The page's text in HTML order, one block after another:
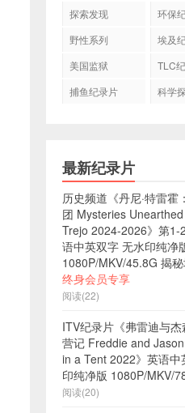
探索发现
环保
野性系列
埃及
美国监狱
TLC
捕鱼纪录片
科学
最新纪录片
历史频道《丹尼·特雷霍
团 Mysteries
Trejo 2024-2026》第1-
语中英双字 无水印纯净
1080P/MKV/45.8G 揭
终身会员专享
阅读(22)
ITV纪录片《弗雷迪与
营记 Freddie and
in a Tent 2022》英语中
印纯净版 1080P/MKV/
阅读(20)